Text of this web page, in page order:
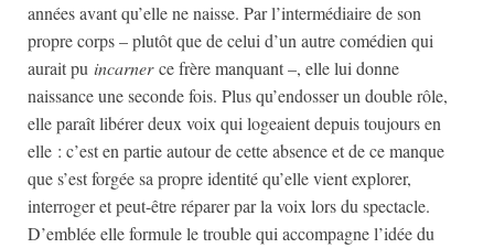
années avant qu’elle ne naisse. Par l’intermédiaire de son
propre corps – plutôt que de celui d’un autre comédien qui
aurait pu incarnerce frère manquant –, elle lui donne
naissance une seconde fois. Plus qu’endosser un double rôle,
elle paraît libérer deux voix qui logeaient depuis toujours en
elle : c’est en partie autour de cette absence et de ce manque
que s’est forgée sa propre identité qu’elle vient explorer,
interroger et peut-être réparer par la voix lors du spectacle.
D’emblée elle formule le trouble qui accompagne l’idée du